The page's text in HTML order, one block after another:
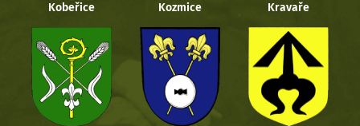
Kobeřice Kozmice Kravaře